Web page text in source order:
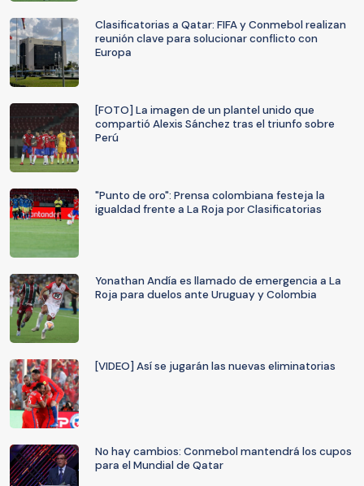
Clasificatorias a Qatar: FIFA y Conmebol realizan
reunión clave para solucionar conflicto con
Europa
[FOTO] La imagen de un plantel unido que
compartió Alexis Sánchez tras el triunfo sobre
Perú
"Punto de oro": Prensa colombiana festeja la
igualdad frente a La Roja por Clasificatorias
Yonathan Andía es llamado de emergencia a La
Roja para duelos ante Uruguay y Colombia
[VIDEO] Así se jugarán las nuevas eliminatorias
No hay cambios: Conmebol mantendrá los cupos
para el Mundial de Qatar